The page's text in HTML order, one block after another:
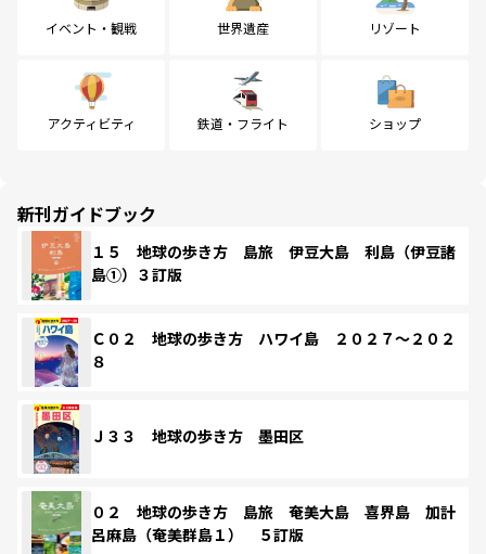
イベント・観戦 世界遺産 リゾート
アクティビティ 鉄道・フライト ショップ
新刊ガイドブック
１５ 地球の歩き方 島旅 伊豆大島 利島（伊豆諸
島①）３訂版
Ｃ０２ 地球の歩き方 ハワイ島 ２０２７～２０２
８
Ｊ３３ 地球の歩き方 墨田区
０２ 地球の歩き方 島旅 奄美大島 喜界島 加計
呂麻島（奄美群島１） ５訂版